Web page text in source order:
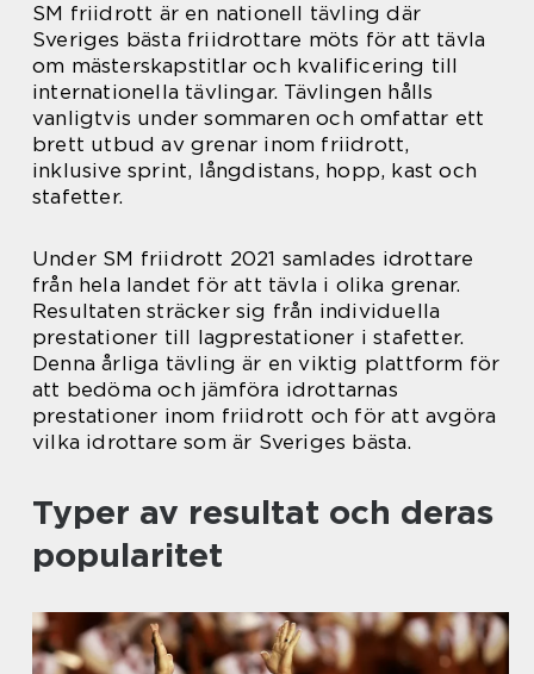
SM friidrott är en nationell tävling där
Sveriges bästa friidrottare möts för att tävla
om mästerskapstitlar och kvalificering till
internationella tävlingar. Tävlingen hålls
vanligtvis under sommaren och omfattar ett
brett utbud av grenar inom friidrott,
inklusive sprint, långdistans, hopp, kast och
stafetter.
Under SM friidrott 2021 samlades idrottare
från hela landet för att tävla i olika grenar.
Resultaten sträcker sig från individuella
prestationer till lagprestationer i stafetter.
Denna årliga tävling är en viktig plattform för
att bedöma och jämföra idrottarnas
prestationer inom friidrott och för att avgöra
vilka idrottare som är Sveriges bästa.
Typer av resultat och deras
popularitet